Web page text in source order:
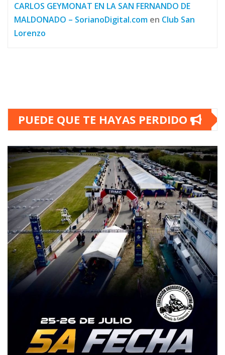
CARLOS GEYMONAT EN LA SAN FERNANDO DE
MALDONADO – SorianoDigital.com en Club San
Lorenzo
PUEDE QUE TE HAYAS PERDIDO